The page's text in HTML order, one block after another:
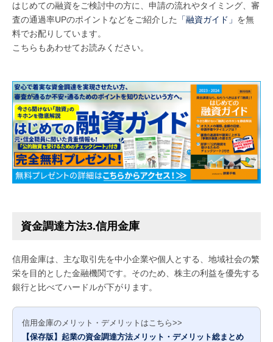
はじめての融資をご検討中の方に、申請の流れやタイミング、審
査の通過率UPのポイントなどをご紹介した
「融資ガイド」 を無
料でお配りしています。
こちらもあわせてお読みください。
資金調達方法3.信用金庫
信用金庫は、主な取引先を中小企業や個人とする、地域社会の繁
栄を目的とした金融機関です。そのため、株主の利益を優先する
銀行と比べてハードルが下がります。
信用金庫のメリット・デメリットはこちら>>
【保存版】起業の資金調達方法メリット・デメリット総まとめ